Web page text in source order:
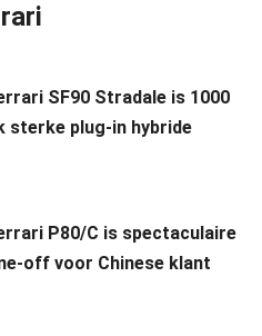
SF90 Stradale is 1000
sterke plug-in hybride
P80/C is spectaculaire
off voor Chinese klant